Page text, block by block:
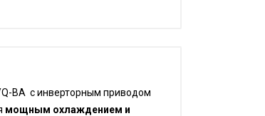
BA с инверторным приводом
мощным охлаждением и